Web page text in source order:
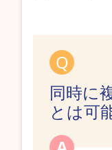
同時に
とは可